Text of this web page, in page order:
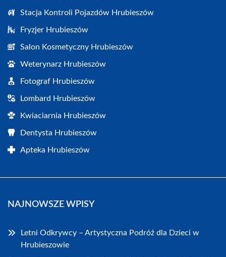
Stacja Kontroli Pojazdów Hrubieszów
Fryzjer Hrubieszów
Salon Kosmetyczny Hrubieszów
Weterynarz Hrubieszów
Fotograf Hrubieszów
Lombard Hrubieszów
Kwiaciarnia Hrubieszów
Dentysta Hrubieszów
Apteka Hrubieszów
NAJNOWSZE WPISY
Letni Odkrywcy – Artystyczna Podróż dla Dzieci w
Hrubieszowie